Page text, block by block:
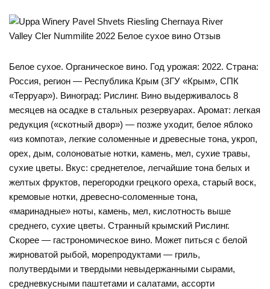
Белое сухое. Органическое вино. Год урожая: 2022. Страна:
Россия, регион — Республика Крым (ЗГУ «Крым», СПК
«Терруар»). Виноград: Рислинг. Вино выдерживалось 8
месяцев на осадке в стальных резервуарах. Аромат: легкая
редукция («скотный двор») — позже уходит, белое яблоко
«из компота», легкие соломенные и древесные тона, укроп,
орех, дым, солоноватые нотки, камень, мел, сухие травы,
сухие цветы. Вкус: среднетелое, легчайшие тона белых и
желтых фруктов, перегородки грецкого ореха, старый воск,
кремовые нотки, древесно-соломенные тона,
«маринадные» ноты, камень, мел, кислотность выше
среднего, сухие цветы. Странный крымский Рислинг.
Скорее — гастрономическое вино. Может питься с белой
жирноватой рыбой, морепродуктами — гриль,
полутвердыми и твердыми невыдержанными сырами,
средневкусными паштетами и салатами, ассорти